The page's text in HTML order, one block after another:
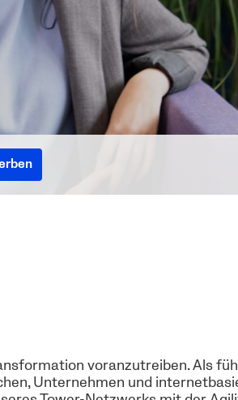
voranzutreiben. Als
Unternehmen und